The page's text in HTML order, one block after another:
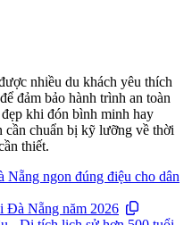
nhiều du khách yêu thích
đảm bảo hành trình an toàn
khi đón bình minh hay
cần chuẩn bị kỹ lưỡng về thời
thiết.
ngon đúng điệu cho dân
Đà Nẵng năm 2026